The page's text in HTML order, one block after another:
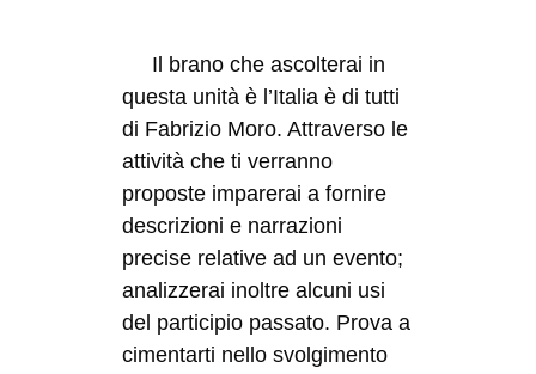
Il brano che ascolterai in
questa unità è l’Italia è di tutti
di Fabrizio Moro. Attraverso le
attività che ti verranno
proposte imparerai a fornire
descrizioni e narrazioni
precise relative ad un evento;
analizzerai inoltre alcuni usi
del participio passato. Prova a
cimentarti nello svolgimento